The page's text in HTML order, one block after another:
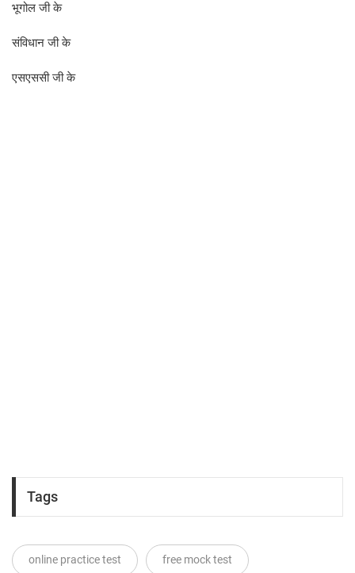
भूगोल जी के
संविधान जी के
एसएससी जी के
Tags
online practice test free mock test